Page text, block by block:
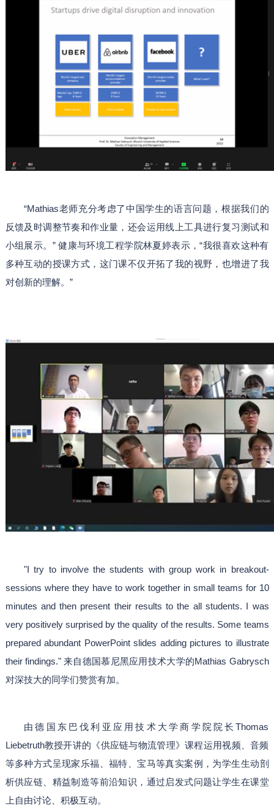
“Mathias老师充分考虑了中国学生的语言问题，根据我们的
反馈及时调整节奏和作业量，还会运用线上工具进行复习测试和
小组展示。” 健康与环境工程学院林夏婷表示，“我很喜欢这种有
多种互动的授课方式，这门课不仅开拓了我的视野，也增进了我
对创新的理解。”
"I try to involve the students with group work in breakout-
sessions where they have to work together in small teams for 10
minutes and then present their results to the all students. I was
very positively surprised by the quality of the results. Some teams
prepared abundant PowerPoint slides adding pictures to illustrate
their findings." 来自德国慕尼黑应用技术大学的Mathias Gabrysch
对深技大的同学们赞赏有加。
由德国东巴伐利亚应用技术大学商学院院长Thomas
Liebetruth教授开讲的《供应链与物流管理》课程运用视频、音频
等多种方式呈现家乐福、福特、宝马等真实案例，为学生生动剖
析供应链、精益制造等前沿知识，通过启发式问题让学生在课堂
上自由讨论、积极互动。